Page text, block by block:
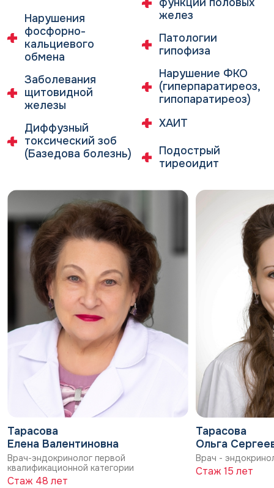
Нарушения
фосфорно-
кальциевого
обмена
Заболевания
щитовидной
железы
Диффузный
токсический зоб
(Базедова болезнь)
желез
Патологии
гипофиза
Нарушение ФКО
(гиперпаратиреоз,
гипопаратиреоз)
ХАИТ
Подострый
тиреоидит
Тарасова
Елена Валентиновна
Врач-эндокринолог первой
квалификационной категории
Стаж 48 лет
Тарасова
Ольга
Врач -
Стаж 15 лет